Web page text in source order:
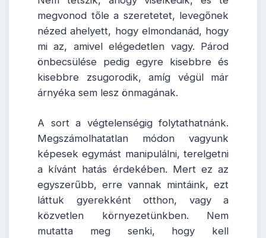
megvonod tőle a szeretetet, levegőnek
nézed ahelyett, hogy elmondanád, hogy
mi az, amivel elégedetlen vagy. Párod
önbecsülése pedig egyre kisebbre és
kisebbre zsugorodik, amíg végül már
árnyéka sem lesz önmagának.
A sort a végtelenségig folytathatnánk.
Megszámolhatatlan módon vagyunk
képesek egymást manipulálni, terelgetni
a kívánt hatás érdekében. Mert ez az
egyszerűbb, erre vannak mintáink, ezt
láttuk gyerekként otthon, vagy a
közvetlen környezetünkben. Nem
mutatta meg senki, hogy kell